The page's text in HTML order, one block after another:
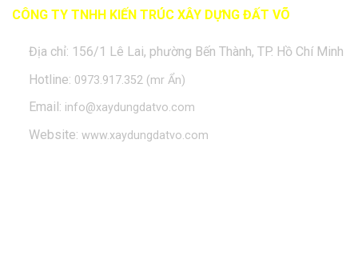
CÔNG TY TNHH KIẾN TRÚC XÂY DỰNG ĐẤT VÕ
Địa chỉ: 156/1 Lê Lai, phường Bến Thành, TP. Hồ Chí Minh
Hotline: 0973.917.352 (mr Ẩn)
Email: info@xaydungdatvo.com
Website: www.xaydungdatvo.com